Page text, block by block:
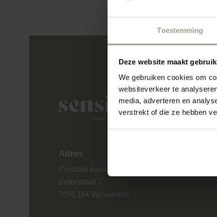
Toestemming
Deze website maakt
We gebruiken cookies om
websiteverkeer te
media, adverteren en
verstrekt of die ze hebben
Sensire logo
Adres
Centraal kantoor
Boterstraat 2
7051 DA Varsseveld